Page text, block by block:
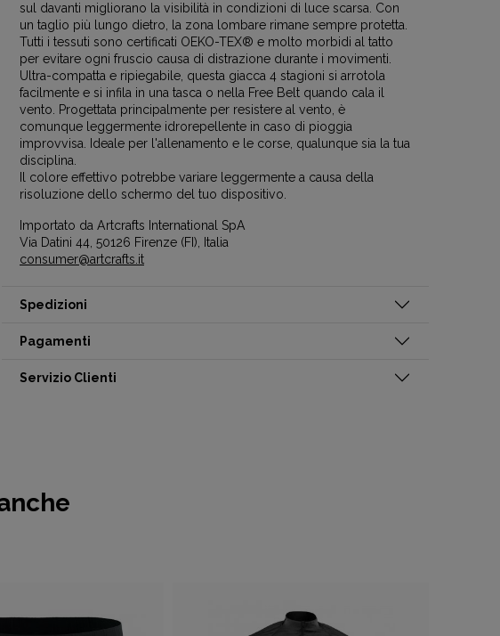
sul davanti migliorano la visibilità in condizioni di luce scarsa. Con
un taglio più lungo dietro, la zona lombare rimane sempre protetta.
Tutti i tessuti sono certificati OEKO-TEX® e molto morbidi al tatto
per evitare ogni fruscio causa di distrazione durante i movimenti.
Ultra-compatta e ripiegabile, questa giacca 4 stagioni si arrotola
facilmente e si infila in una tasca o nella Free Belt quando cala il
vento. Progettata principalmente per resistere al vento, è
comunque leggermente idrorepellente in caso di pioggia
improvvisa. Ideale per l'allenamento e le corse, qualunque sia la tua
disciplina.
Il colore effettivo potrebbe variare leggermente a causa della
risoluzione dello schermo del tuo dispositivo.
Importato da Artcrafts International SpA
Via Datini 44, 50126 Firenze (FI), Italia
consumer@artcrafts.it
Spedizioni
Pagamenti
Servizio Clienti